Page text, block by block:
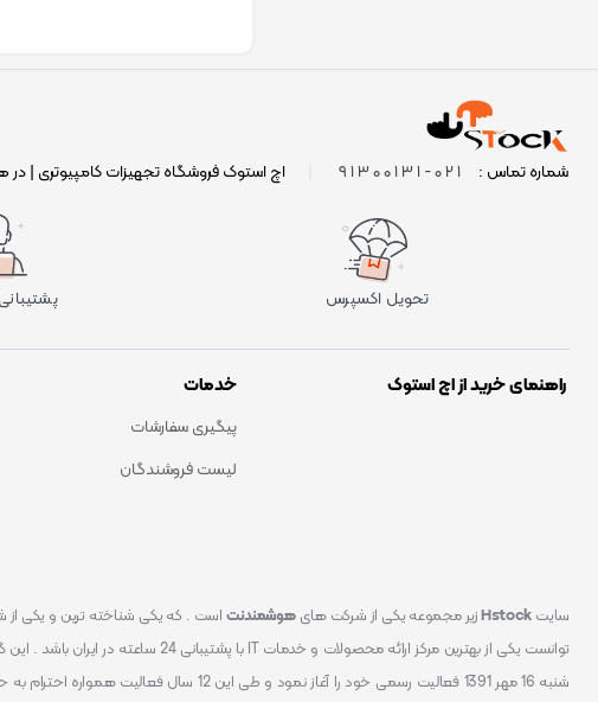
شماره تماس : 021-91300131 اچ استوک فروشگاه تجهیزات کامپیوتری |
تحویل اکسپرس پشتیبانی ۲۴
راهنمای خرید از اچ استوک خدمات
پیگیری سفارشات
لیست فروشندگان
سایت Hstockزیر مجموعه یکی از شرکت هایهوشمندنت
شنبه 16 مهر 1391 فعالیت رسمی خود را آغاز نمود